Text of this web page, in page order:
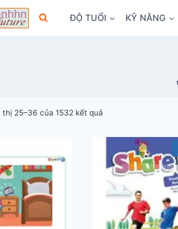
ĐỘ TUỔI KỸ NĂNG
thị 25–36 của 1532 kết quảĐã
theo
mới
nhất